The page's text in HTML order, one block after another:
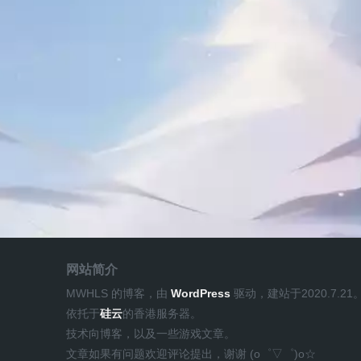
网站简介
MWHLS 的博客，由 WordPress 驱动，建站于2020.7.21
依托于硅云的香港服务器。
技术向博客，以及一些游戏文章。
文章如果有问题欢迎评论提出，谢谢 (o゜▽゜)o☆